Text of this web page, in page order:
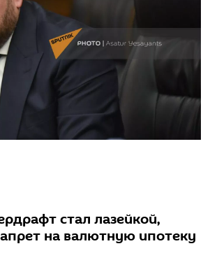
стал лазейкой,
на валютную ипотеку